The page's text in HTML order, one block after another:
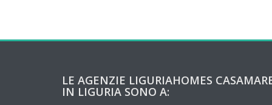
LE AGENZIE LIGURIAHOMES
IN LIGURIA SONO A: